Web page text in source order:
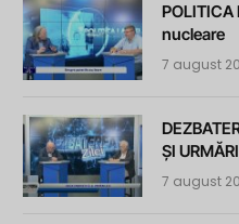
POLITICA
nucleare
7 august
ȘI
7 august